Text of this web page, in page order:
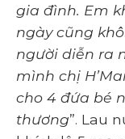
gia đình. Em
ngày cũng
người diễn ra
mình chị
cho 4 đứa bé
thương”. Lau